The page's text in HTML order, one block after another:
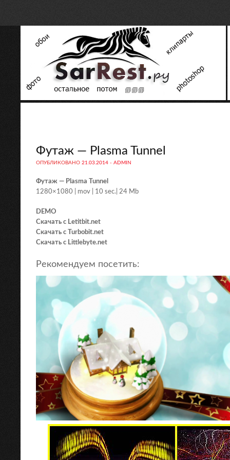
Футаж — Plasma Tunnel
ОПУБЛИКОВАНО 21.03.2014 - ADMIN
Футаж — Plasma Tunnel
1280×1080 | mov | 10 sec.| 24 Mb
DEMO
Скачать с Letitbit.net
Скачать с Turbobit.net
Скачать с Littlebyte.net
Рекомендуем посетить: